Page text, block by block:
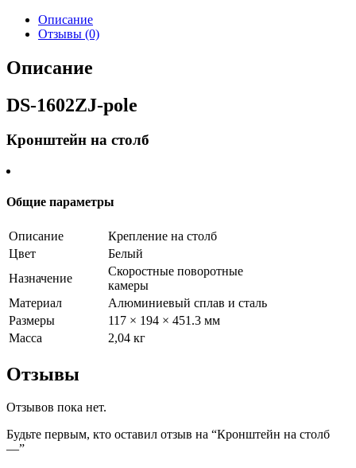
Описание
Отзывы (0)
Описание
DS-1602ZJ-pole
Кронштейн на столб
Общие параметры
Описание
Крепление на столб
Цвет
Белый
Назначение
Скоростные поворотные
камеры
Материал
Алюминиевый сплав и сталь
Размеры
117 × 194 × 451.3 мм
Масса
2,04 кг
Отзывы
Отзывов пока нет.
Будьте первым, кто оставил отзыв на “Кронштейн на столб
—”